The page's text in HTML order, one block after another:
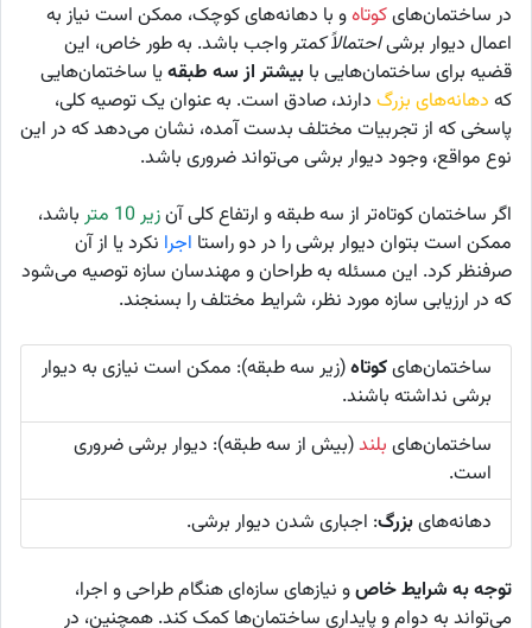
در ساختمان‌هایکوتاهو با دهانه‌های کوچک، ممکن است نیاز به
اعمال دیوار برشیاحتمالاً کمترواجب باشد. به طور خاص، این
قضیه برای ساختمان‌هایی با بیشتر از سه طبقهیا ساختمان‌هایی
که دهانه‌های بزرگ دارند، صادق است. به عنوان یک توصیه کلی،
پاسخی که از تجربیات مختلف بدست آمده، نشان می‌دهد که در این
نوع مواقع، وجود دیوار برشی می‌تواند ضروری باشد.
اگر ساختمان کوتاه‌تر از سه طبقه و ارتفاع کلی آنزیر 10 متر
باشد،
ممکن است بتوان دیوار برشی را در دو راستا اجرا نکرد یا از آن
صرفنظر کرد. این مسئله به طراحان و مهندسان سازه توصیه می‌شود
که در ارزیابی سازه مورد نظر، شرایط مختلف را بسنجند.
ساختمان‌هایکوتاه(زیر سه طبقه): ممکن است نیازی به دیوار
برشی نداشته باشند.
ساختمان‌های بلند(بیش از سه طبقه): دیوار برشی ضروری
است.
دهانه‌هایبزرگ: اجباری شدن دیوار برشی.
توجه به شرایط خاصو نیازهای سازه‌ای هنگام طراحی و اجرا،
می‌تواند به دوام و پایداری ساختمان‌ها کمک کند. همچنین، در